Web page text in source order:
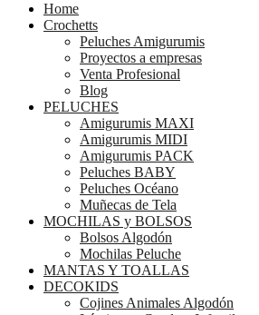
Home
Crochetts
Peluches Amigurumis
Proyectos a empresas
Venta Profesional
Blog
PELUCHES
Amigurumis MAXI
Amigurumis MIDI
Amigurumis PACK
Peluches BABY
Peluches Océano
Muñecas de Tela
MOCHILAS y BOLSOS
Bolsos Algodón
Mochilas Peluche
MANTAS Y TOALLAS
DECOKIDS
Cojines Animales Algodón